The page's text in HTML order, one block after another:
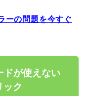
ーの問題を今すぐ
ドが使えない
ック